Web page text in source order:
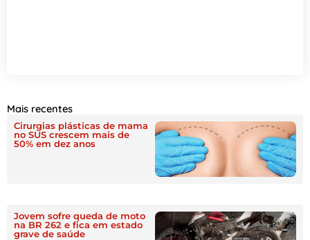
Mais recentes
Cirurgias plásticas de mama
no SUS crescem mais de
50% em dez anos
Jovem sofre queda de moto
na BR 262 e fica em estado
grave de saúde